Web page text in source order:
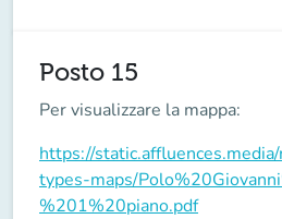
Posto 15
Per visualizzare la mappa:
https://
types-maps/
%201%20piano.pdf